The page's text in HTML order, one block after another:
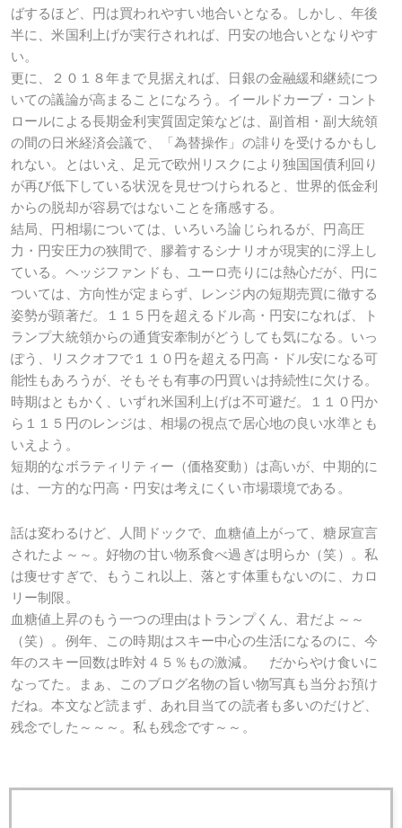
ばするほど、円は買われやすい地合いとなる。しかし、年後
半に、米国利上げが実行されれば、円安の地合いとなりやす
い。
更に、２０１８年まで見据えれば、日銀の金融緩和継続につ
いての議論が高まることになろう。イールドカーブ・コント
ロールによる長期金利実質固定策などは、副首相・副大統領
の間の日米経済会議で、「為替操作」の誹りを受けるかもし
れない。とはいえ、足元で欧州リスクにより独国国債利回り
が再び低下している状況を見せつけられると、世界的低金利
からの脱却が容易ではないことを痛感する。
結局、円相場については、いろいろ論じられるが、円高圧
力・円安圧力の狭間で、膠着するシナリオが現実的に浮上し
ている。ヘッジファンドも、ユーロ売りには熱心だが、円に
ついては、方向性が定まらず、レンジ内の短期売買に徹する
姿勢が顕著だ。１１５円を超えるドル高・円安になれば、ト
ランプ大統領からの通貨安牽制がどうしても気になる。いっ
ぽう、リスクオフで１１０円を超える円高・ドル安になる可
能性もあろうが、そもそも有事の円買いは持続性に欠ける。
時期はともかく、いずれ米国利上げは不可避だ。１１０円か
ら１１５円のレンジは、相場の視点で居心地の良い水準とも
いえよう。
短期的なボラティリティー（価格変動）は高いが、中期的に
は、一方的な円高・円安は考えにくい市場環境である。
話は変わるけど、人間ドックで、血糖値上がって、糖尿宣言
されたよ～～。好物の甘い物系食べ過ぎは明らか（笑）。私
は痩せすぎで、もうこれ以上、落とす体重もないのに、カロ
リー制限。
血糖値上昇のもう一つの理由はトランプくん、君だよ～～
（笑）。例年、この時期はスキー中心の生活になるのに、今
年のスキー回数は昨対４５％もの激減。 だからやけ食いに
なってた。まぁ、このブログ名物の旨い物写真も当分お預け
だね。本文など読まず、あれ目当ての読者も多いのだけど、
残念でした～～～。私も残念です～～。